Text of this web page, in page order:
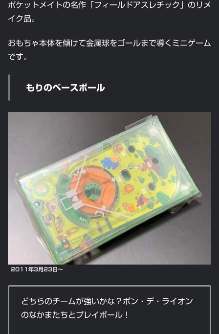
ポケットメイトの名作「フィールドアスレチック」のリメ
イク品。
おもちゃ本体を傾けて金属球をゴールまで導くミニゲーム
です。
もりのベースボール
2011年3月23日～
どちらのチームが強いかな？ポン・デ・ライオン
のなかまたちとプレイボール！